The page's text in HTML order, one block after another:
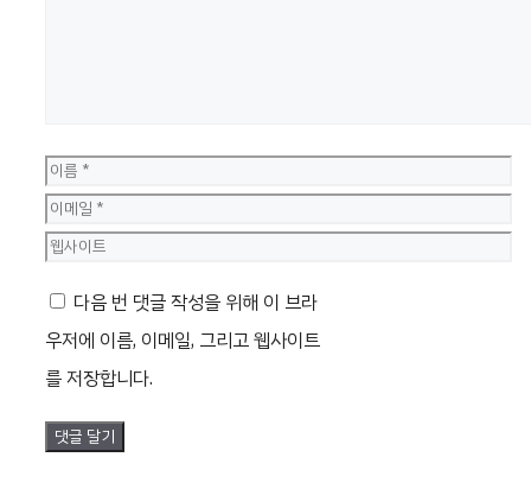
이
름
이
메
웹
트
다음 번 댓글 작성을 위해 이 브라
우저에 이름, 이메일, 그리고 웹사이트
를 저장합니다.